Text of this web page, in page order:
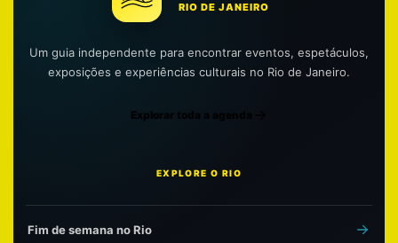
RIO DE JANEIRO
Um guia independente para encontrar eventos, espetáculos,
exposições e experiências culturais no Rio de Janeiro.
Explorar toda a agenda
EXPLORE O RIO
Fim de semana no Rio